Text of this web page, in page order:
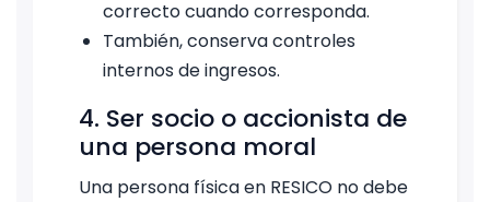
correcto cuando corresponda.
También, conserva controles
internos de ingresos.
4. Ser socio o accionista de
una persona moral
Una persona física en RESICO no debe